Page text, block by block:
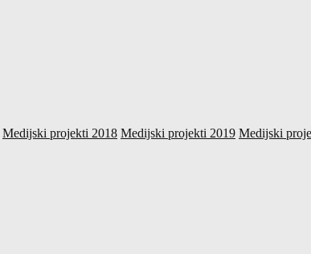
Medijski projekti 2018 Medijski projekti 2019 Medijski